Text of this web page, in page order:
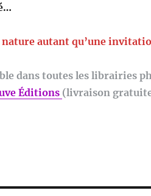
nature autant qu’une
dans toutes les librairies
Éditions (livraison